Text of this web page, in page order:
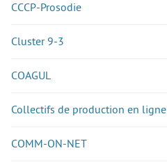
CCCP-Prosodie
Cluster 9-3
COAGUL
Collectifs de production en ligne
COMM-ON-NET